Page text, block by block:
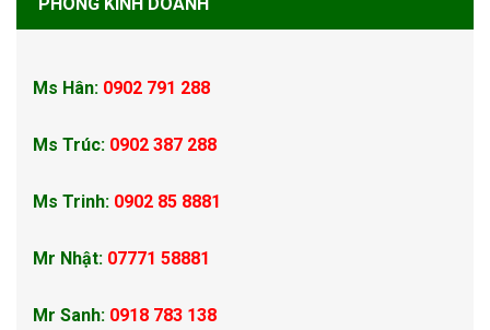
Ms Hân: 0902 791 288
Ms Trúc: 0902 387 288
Ms Trinh: 0902 85 8881
Mr Nhật: 07771 58881
Mr Sanh: 0918 783 138